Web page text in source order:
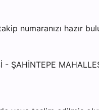
numaranızı hazır
ŞAHİNTEPE